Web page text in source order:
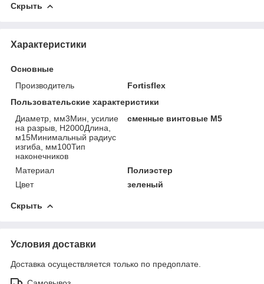
Скрыть
Характеристики
Основные
Производитель
Fortisflex
Пользовательские характеристики
Диаметр, мм3Мин, усилие
на разрыв, Н2000Длина,
м15Минимальный радиус
изгиба, мм100Тип
наконечников
сменные винтовые М5
Материал
Полиэстер
Цвет
зеленый
Скрыть
Условия доставки
Доставка осуществляется только по предоплате.